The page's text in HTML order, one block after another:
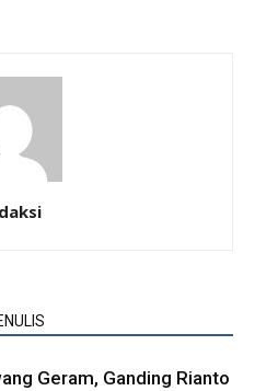
Geram, Ganding Rianto